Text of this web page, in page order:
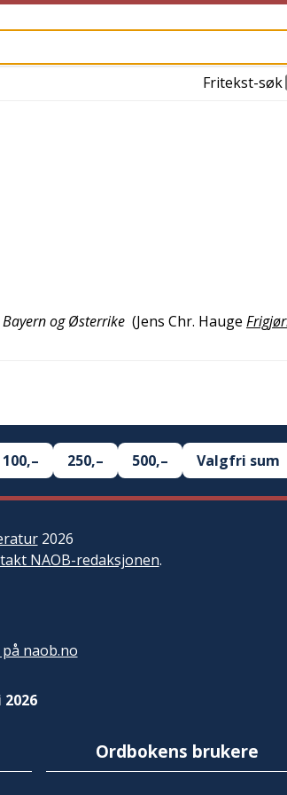
Fritekst-søk
og Østerrike (Jens Chr. Hauge
100,– 250,– 500,– Valgfri sum
2026
NAOB-redaksjonen.
naob.no
Ordbokens brukere